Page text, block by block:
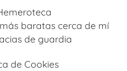
más baratas cerca de mí
de guardia
de Cookies